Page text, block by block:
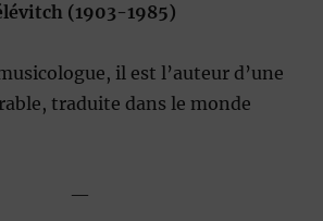
(1903-1985)
il est l’auteur d’une
traduite dans le monde
—